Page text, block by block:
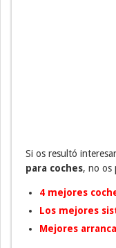
Si os resultó
para coches, no os
4 mejores
Los mejores
Mejores